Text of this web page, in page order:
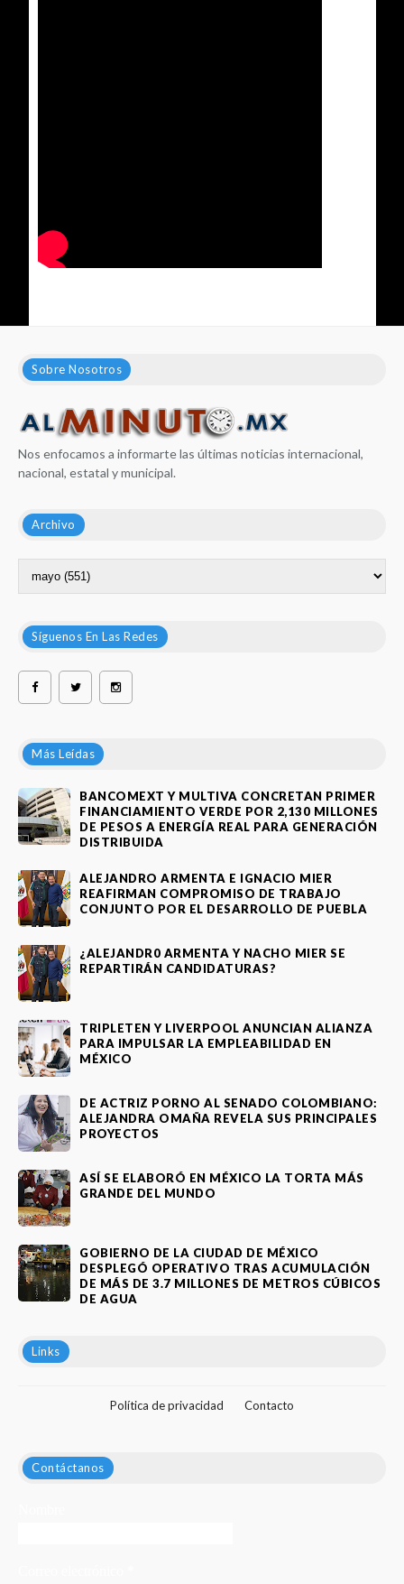
Sobre Nosotros
Nos enfocamos a informarte las últimas noticias internacional,
nacional, estatal y municipal.
Archivo
Síguenos En Las Redes
Más Leídas
BANCOMEXT Y MULTIVA CONCRETAN PRIMER
FINANCIAMIENTO VERDE POR 2,130 MILLONES
DE PESOS A ENERGÍA REAL PARA GENERACIÓN
DISTRIBUIDA
ALEJANDRO ARMENTA E IGNACIO MIER
REAFIRMAN COMPROMISO DE TRABAJO
CONJUNTO POR EL DESARROLLO DE PUEBLA
¿ALEJANDR0 ARMENTA Y NACHO MIER SE
REPARTIRÁN CANDIDATURAS?
TRIPLETEN Y LIVERPOOL ANUNCIAN ALIANZA
PARA IMPULSAR LA EMPLEABILIDAD EN
MÉXICO
DE ACTRIZ PORNO AL SENADO COLOMBIANO:
ALEJANDRA OMAÑA REVELA SUS PRINCIPALES
PROYECTOS
ASÍ SE ELABORÓ EN MÉXICO LA TORTA MÁS
GRANDE DEL MUNDO
GOBIERNO DE LA CIUDAD DE MÉXICO
DESPLEGÓ OPERATIVO TRAS ACUMULACIÓN
DE MÁS DE 3.7 MILLONES DE METROS CÚBICOS
DE AGUA
Links
Política de privacidad Contacto
Contáctanos